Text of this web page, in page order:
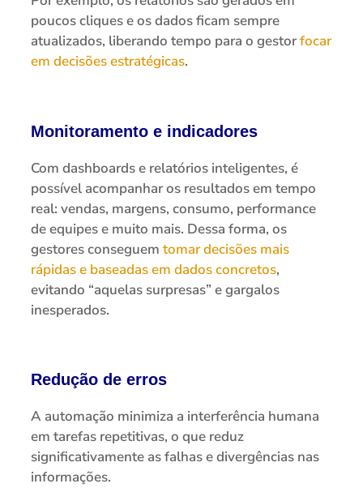
poucos cliques e os dados ficam sempre
atualizados, liberando tempo para o gestorfocar
em decisões estratégicas.
Monitoramento e indicadores
Com dashboards e relatórios inteligentes, é
possível acompanhar os resultados em tempo
real: vendas, margens, consumo, performance
de equipes e muito mais. Dessa forma, os
gestores conseguem tomar decisões mais
rápidas e baseadas em dados concretos,
evitando “aquelas surpresas” e gargalos
inesperados.
Redução de erros
A automação minimiza a interferência humana
em tarefas repetitivas, o que reduz
significativamente as falhas e divergências nas
informações.